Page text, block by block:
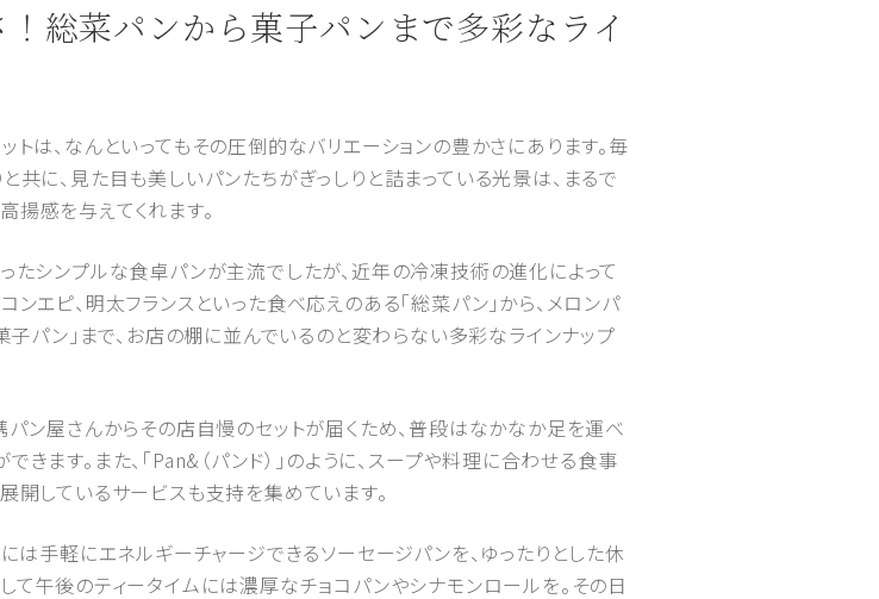
総菜パンから菓子パンまで多彩なライ
は、なんといってもその圧倒的なバリエーションの豊かさにあります。毎
共に、見た目も美しいパンたちがぎっしりと詰まっている光景は、まるで
感を与えてくれます。
たシンプルな食卓パンが主流でしたが、近年の冷凍技術の進化によって
エピ、明太フランスといった食べ応えのある「総菜パン」から、メロンパ
子パン」まで、お店の棚に並んでいるのと変わらない多彩なラインナップ
パン屋さんからその店自慢のセットが届くため、普段はなかなか足を運べ
ます。また、「Pan&（パンド）」のように、スープや料理に合わせる食事
開しているサービスも支持を集めています。
は手軽にエネルギーチャージできるソーセージパンを、ゆったりとした休
て午後のティータイムには濃厚なチョコパンやシナモンロールを。その日